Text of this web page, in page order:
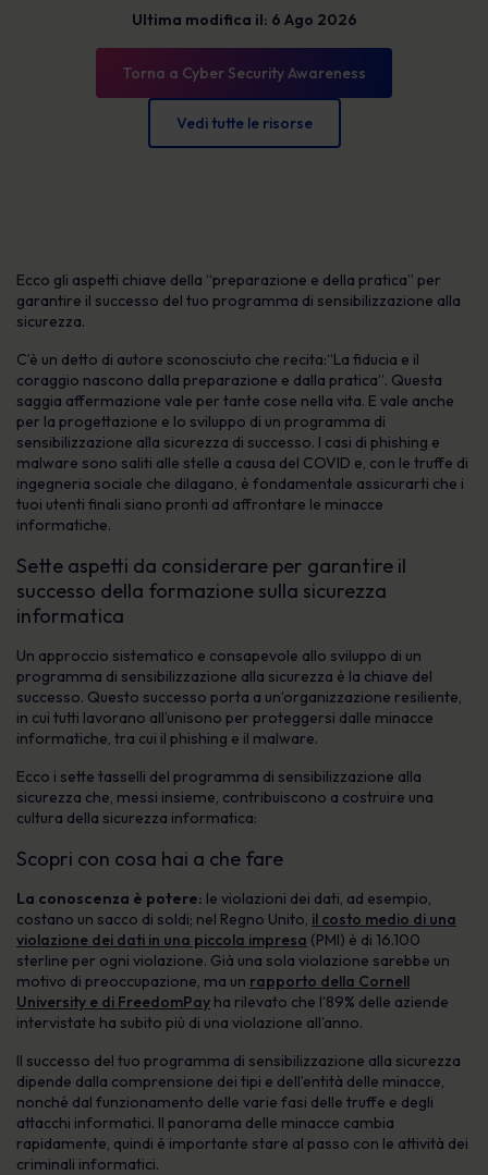
Ultima modifica il: 6 Ago 2026
Torna a Cyber Security Awareness
Vedi tutte le risorse
Ecco gli aspetti chiave della “preparazione e della pratica” per
garantire il successo del tuo programma di sensibilizzazione alla
sicurezza.
C’è un detto di autore sconosciuto che recita:“La fiducia e il
coraggio nascono dalla preparazione e dalla pratica”. Questa
saggia affermazione vale per tante cose nella vita. E vale anche
per la progettazione e lo sviluppo di un programma di
sensibilizzazione alla sicurezza di successo. I casi di phishing e
malware sono saliti alle stelle a causa del COVID e, con le truffe di
ingegneria sociale che dilagano, è fondamentale assicurarti che i
tuoi utenti finali siano pronti ad affrontare le minacce
informatiche.
Sette aspetti da considerare per garantire il
successo della formazione sulla sicurezza
informatica
Un approccio sistematico e consapevole allo sviluppo di un
programma di sensibilizzazione alla sicurezza è la chiave del
successo. Questo successo porta a un’organizzazione resiliente,
in cui tutti lavorano all’unisono per proteggersi dalle minacce
informatiche, tra cui il phishing e il malware.
Ecco i sette tasselli del programma di sensibilizzazione alla
sicurezza che, messi insieme, contribuiscono a costruire una
cultura della sicurezza informatica:
Scopri con cosa hai a che fare
La conoscenza è potere: le violazioni dei dati, ad esempio,
costano un sacco di soldi; nel Regno Unito, il costo medio di una
violazione dei dati in una piccola impresa (PMI) è di 16.100
sterline per ogni violazione. Già una sola violazione sarebbe un
motivo di preoccupazione, ma un rapporto della Cornell
University e di FreedomPay ha rilevato che l’89% delle aziende
intervistate ha subito più di una violazione all’anno.
Il successo del tuo programma di sensibilizzazione alla sicurezza
dipende dalla comprensione dei tipi e dell’entità delle minacce,
nonché dal funzionamento delle varie fasi delle truffe e degli
attacchi informatici. Il panorama delle minacce cambia
rapidamente, quindi è importante stare al passo con le attività dei
criminali informatici.